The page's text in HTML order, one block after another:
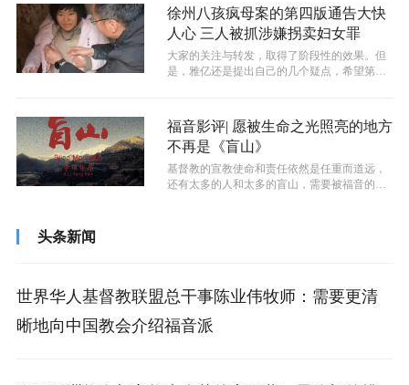
徐州八孩疯母案的第四版通告大快
人心 三人被抓涉嫌拐卖妇女罪
大家的关注与转发，取得了阶段性的效果。但
是，雅亿还是提出自己的几个疑点，希望第五
福音影评| 愿被生命之光照亮的地方
不再是《盲山》
基督教的宣教使命和责任依然是任重而道远，
还有太多的人和太多的盲山，需要被福音的真
头条新闻
世界华人基督教联盟总干事陈业伟牧师：需要更清
晰地向中国教会介绍福音派